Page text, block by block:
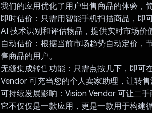
我们的应用优化了用户出售商品的体验，
即时估价：只需用智能手机扫描商品，即
AI 技术识别和评估物品，提供实时市场价
自动估价：根据当前市场趋势自动定价，
售商品的用户。
无缝集成转售功能：只需点按几下，即可
Vendor 可充当您的个人卖家助理，让转售
可持续发展影响：Vision Vendor 可让二
它不仅仅是一款应用，更是一款用于构建